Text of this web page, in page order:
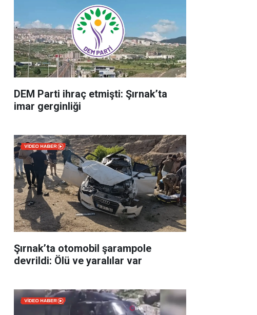
DEM Parti ihraç etmişti: Şırnak’ta
imar gerginliği
Şırnak’ta otomobil şarampole
devrildi: Ölü ve yaralılar var